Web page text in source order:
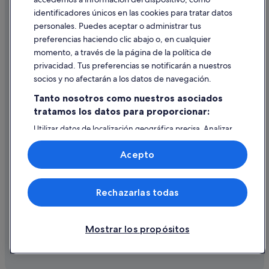
Ayuda
Cancelar un vuelo
Cancelar una reserva de hotel o de un alquiler vacacional
Utilizar un cupón de Expedia
Documentos para viajes internacionales
© 2026 Expedia, Inc., una empresa de Expedia Group. Todos los
derechos reservados. Expedia y el logotipo de Expedia son marcas
comerciales o marcas comerciales registradas de Expedia, Inc.
identificadores únicos en las cookies para tratar datos
personales. Puedes aceptar o administrar tus
preferencias haciendo clic abajo o, en cualquier
momento, a través de la página de la política de
privacidad. Tus preferencias se notificarán a nuestros
socios y no afectarán a los datos de navegación.
Tanto nosotros como nuestros asociados
tratamos los datos para proporcionar:
Utilizar datos de localización geográfica precisa. Analizar
activamente las características del dispositivo para su
identificación. Almacenar la información en un dispositivo
y/o acceder a ella. Publicidad y contenido personalizados,
medición de publicidad y contenido, investigación de
audiencia y desarrollo de servicios.
Lista de asociados (proveedores)
Mostrar los propósitos
Rechazarlas todas
Acepto